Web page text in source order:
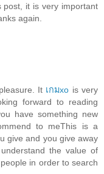
it is very important
again.
It เกมxo is very
forward to reading
have something new
to meThis is a
give and you give away
the value of
in order to search